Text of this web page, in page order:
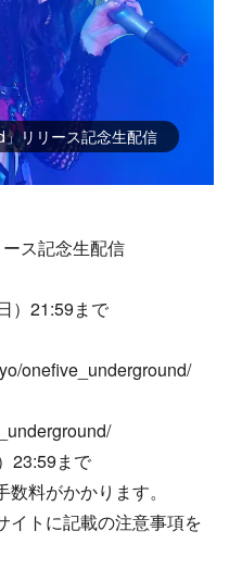
リリース記念生配信
ス記念生配信
）21:59まで
onefive_underground/
23:59まで
料がかかります。
イトに記載の注意事項を